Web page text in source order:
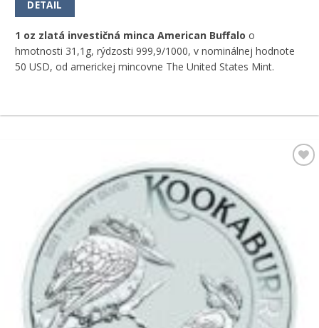
DETAIL
1 oz zlatá investičná minca American Buffalo o
hmotnosti 31,1g, rýdzosti 999,9/1000, v nominálnej hodnote
50 USD, od americkej mincovne The United States Mint.